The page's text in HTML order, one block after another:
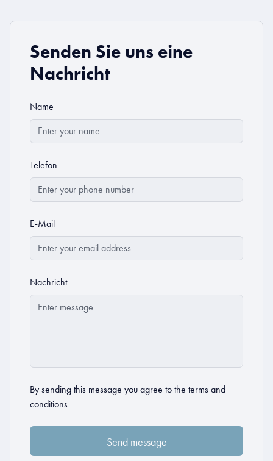
Senden Sie uns eine
Nachricht
Name
Telefon
E-Mail
Nachricht
By sending this message you agree to the terms and
conditions